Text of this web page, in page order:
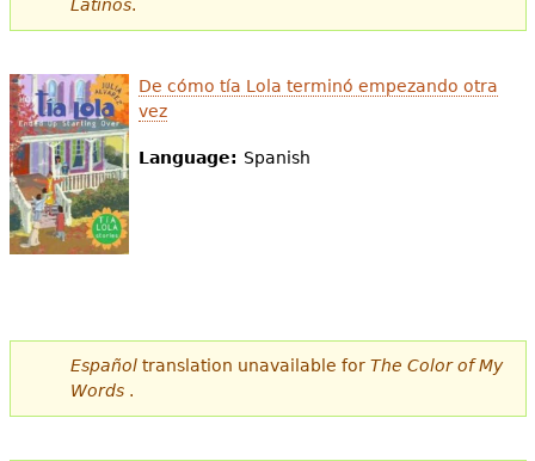
e
s
t
á
a
q
Latinos.
De cómo tía Lola terminó empezando otra
vez
Language: Spanish
Españoltranslation unavailable for The Color of My
Words .